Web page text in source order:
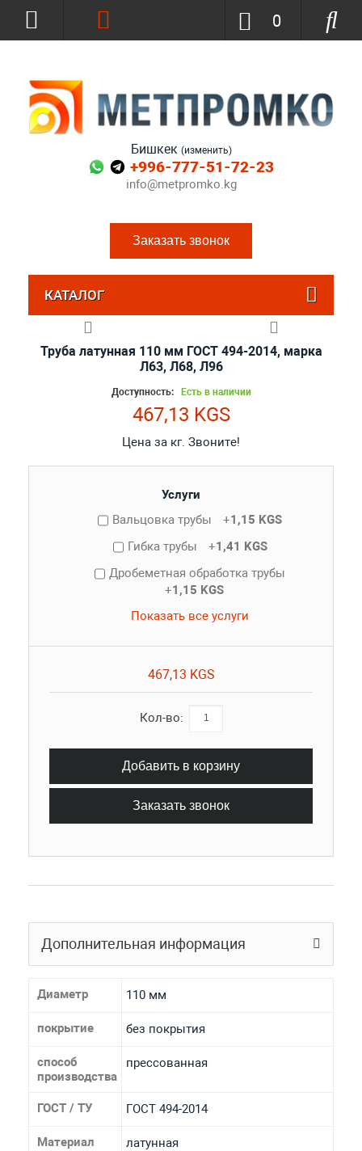
Бишкек (изменить)
+996-777-51-72-23
info@metpromko.kg
Заказать звонок
0
КАТАЛОГ
Труба латунная 110 мм ГОСТ 494-2014, марка
Л63, Л68, Л96
Доступность: Есть в наличии
467,13 KGS
Цена за кг. Звоните!
Услуги
Вальцовка трубы
+1,15 KGS
Гибка трубы
+1,41 KGS
Дробеметная обработка трубы
+1,15 KGS
Показать все услуги
467,13 KGS
Кол-во:
Добавить в корзину
Заказать звонок
Дополнительная информация
Диаметр 110 мм
покрытие без покрытия
способ
производства
прессованная
ГОСТ / ТУ ГОСТ 494-2014
Материал латунная